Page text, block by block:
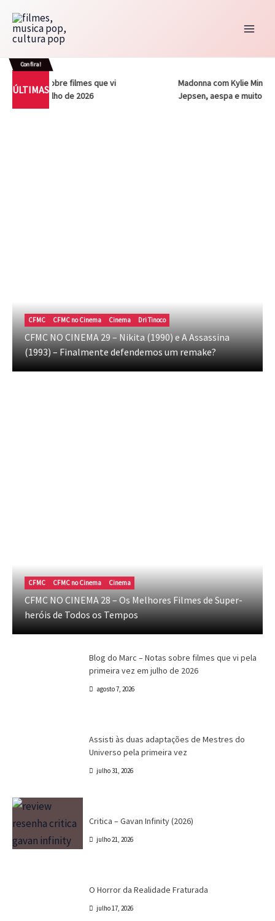
para
conteúdo
Confira!
ÚLTIMAS
– Notas sobre filmes que vi
em julho de 2026
Madonna com Kylie Minogue,
Jepsen, aespa e muito mais
Blog do Marc – Notas sobre filmes que vi
pela primeira vez em julho de 2026
Marc Tinoco agosto 7, 2026
CFMC CFMC no Cinema Cinema Dri Tinoco
CFMC NO CINEMA 29 – Nikita (1990) e A Assassina
(1993) – Finalmente defendemos um remake?
CFMC CFMC no Cinema Cinema
CFMC NO CINEMA 28 – Os Melhores Filmes de Super-
heróis de Todos os Tempos
Blog do Marc – Notas sobre filmes que vi pela
primeira vez em julho de 2026
agosto 7, 2026
Assisti às duas adaptações de Mestres do
Universo pela primeira vez
julho 31, 2026
Critica – Gavan Infinity (2026)
julho 21, 2026
O Horror da Realidade Fraturada
julho 17, 2026